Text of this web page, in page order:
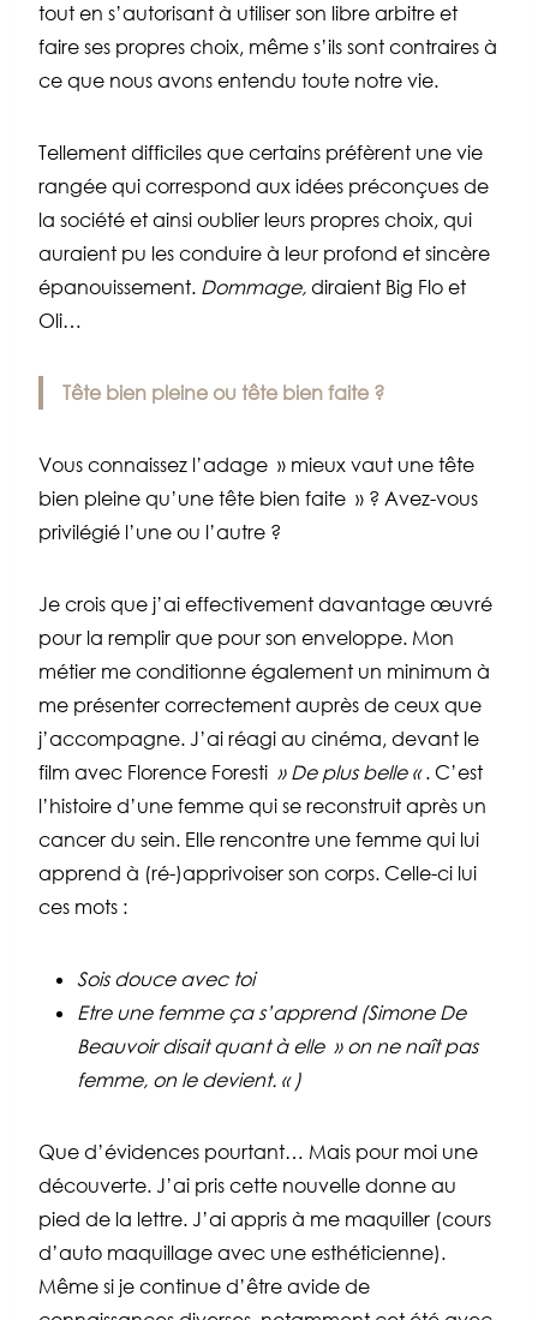
tout en s’autorisant à utiliser son libre arbitre et
faire ses propres choix, même s’ils sont contraires à
ce que nous avons entendu toute notre vie.
Tellement difficiles que certains préfèrent une vie
rangée qui correspond aux idées préconçues de
la société et ainsi oublier leurs propres choix, qui
auraient pu les conduire à leur profond et sincère
épanouissement. Dommage, diraient Big Flo et
Oli…
Tête bien pleine ou tête bien faite ?
Vous connaissez l’adage » mieux vaut une tête
bien pleine qu’une tête bien faite » ? Avez-vous
privilégié l’une ou l’autre ?
Je crois que j’ai effectivement davantage œuvré
pour la remplir que pour son enveloppe. Mon
métier me conditionne également un minimum à
me présenter correctement auprès de ceux que
j’accompagne. J’ai réagi au cinéma, devant le
film avec Florence Foresti » De plus belle «. C’est
l’histoire d’une femme qui se reconstruit après un
cancer du sein. Elle rencontre une femme qui lui
apprend à (ré-)apprivoiser son corps. Celle-ci lui
ces mots :
Sois douce avec toi
Etre une femme ça s’apprend (Simone De
Beauvoir disait quant à elle » on ne naît pas
femme, on le devient. « )
Que d’évidences pourtant… Mais pour moi une
découverte. J’ai pris cette nouvelle donne au
pied de la lettre. J’ai appris à me maquiller (cours
d’auto maquillage avec une esthéticienne).
Même si je continue d’être avide de